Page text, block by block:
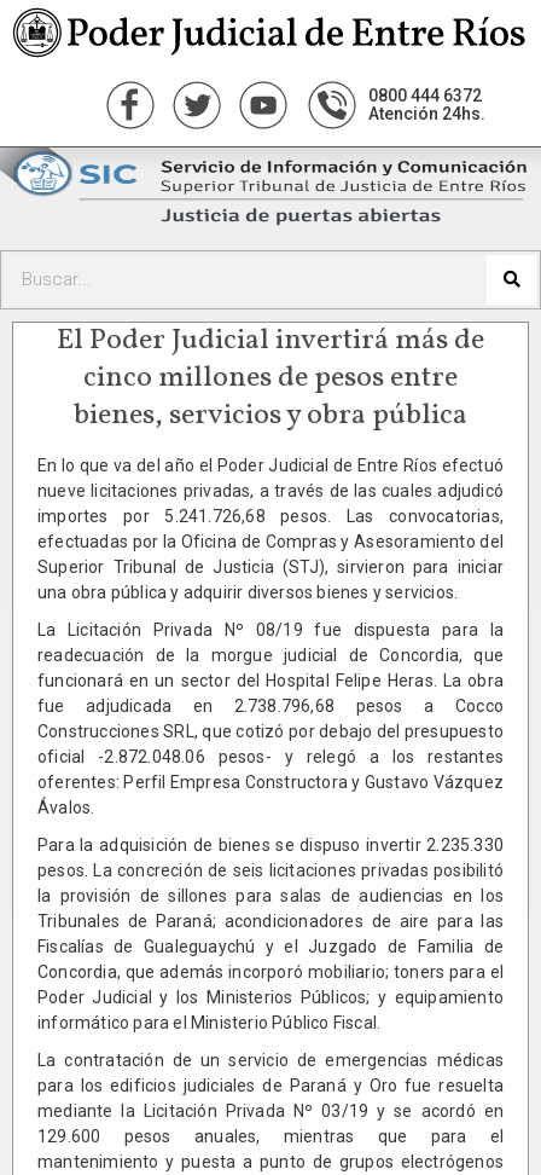
0800 444 6372
Atención 24hs.
El Poder Judicial invertirá más de
cinco millones de pesos entre
bienes, servicios y obra pública
En lo que va del año el Poder Judicial de Entre Ríos efectuó
nueve licitaciones privadas, a través de las cuales adjudicó
importes por 5.241.726,68 pesos. Las convocatorias,
efectuadas por la Oficina de Compras y Asesoramiento del
Superior Tribunal de Justicia (STJ), sirvieron para iniciar
una obra pública y adquirir diversos bienes y servicios.
La Licitación Privada Nº 08/19 fue dispuesta para la
readecuación de la morgue judicial de Concordia, que
funcionará en un sector del Hospital Felipe Heras. La obra
fue adjudicada en 2.738.796,68 pesos a Cocco
Construcciones SRL, que cotizó por debajo del presupuesto
oficial -2.872.048.06 pesos- y relegó a los restantes
oferentes: Perfil Empresa Constructora y Gustavo Vázquez
Ávalos.
Para la adquisición de bienes se dispuso invertir 2.235.330
pesos. La concreción de seis licitaciones privadas posibilitó
la provisión de sillones para salas de audiencias en los
Tribunales de Paraná; acondicionadores de aire para las
Fiscalías de Gualeguaychú y el Juzgado de Familia de
Concordia, que además incorporó mobiliario; toners para el
Poder Judicial y los Ministerios Públicos; y equipamiento
informático para el Ministerio Público Fiscal.
La contratación de un servicio de emergencias médicas
para los edificios judiciales de Paraná y Oro fue resuelta
mediante la Licitación Privada Nº 03/19 y se acordó en
129.600 pesos anuales, mientras que para el
mantenimiento y puesta a punto de grupos electrógenos